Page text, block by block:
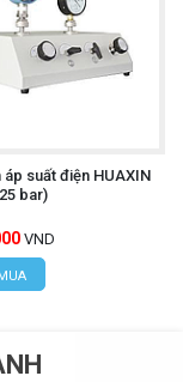
áp suất điện HUAXIN
bar)
VND